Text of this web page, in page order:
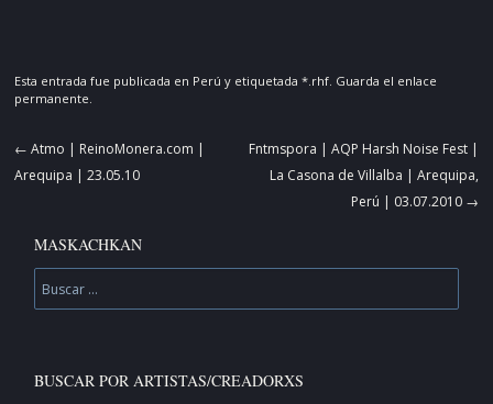
Esta entrada fue publicada en Perú y etiquetada *.rhf. Guarda el enlace
permanente
Navegador
de
← Atmo | ReinoMonera.com |
Arequipa | 23.05.10
Fntmspora | AQP Harsh Noise Fest |
La Casona de Villalba | Arequipa,
Perú | 03.07.2010 →
MASKACHKAN
Buscar
BUSCAR POR ARTISTAS/CREADORXS